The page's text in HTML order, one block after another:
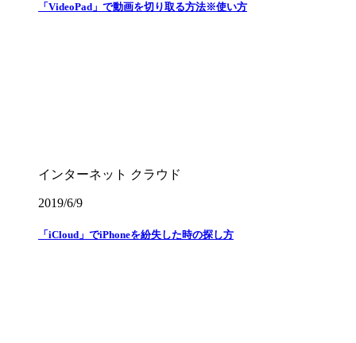
「VideoPad」で動画を切り取る方法※使い方
インターネット クラウド
2019/6/9
「iCloud」でiPhoneを紛失した時の探し方